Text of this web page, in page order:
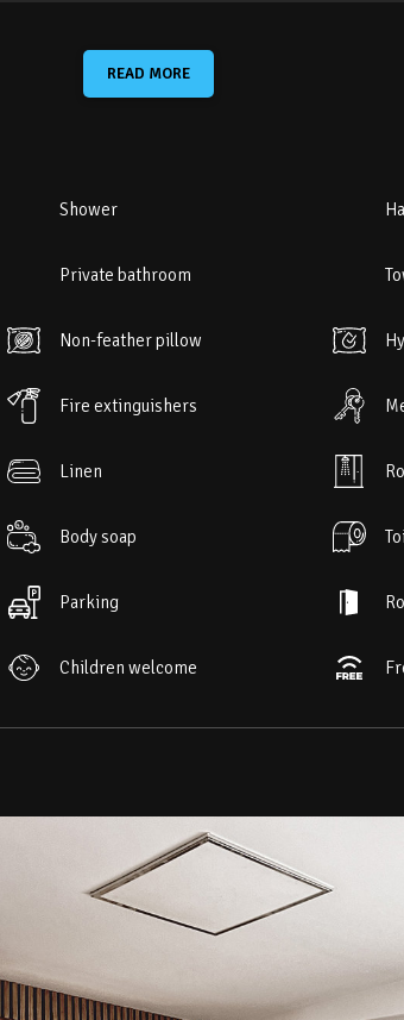
dostępny na miejscu (nie jest konieczna rezerwacja).
READ MORE
Shower
Private bathroom
Non-feather pillow
Fire extinguishers
Linen
Body soap
Parking
Children welcome